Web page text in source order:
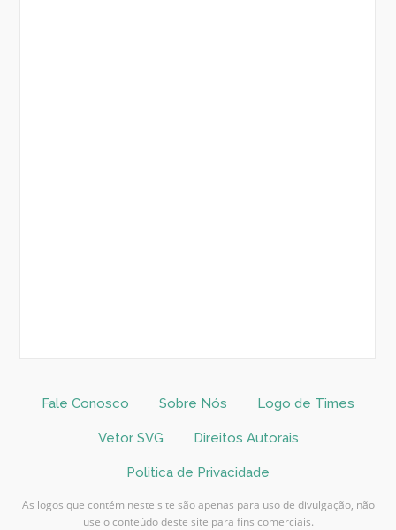
Fale Conosco Sobre Nós Logo de Times
Vetor SVG Direitos Autorais
Politica de Privacidade
As logos que contém neste site são apenas para uso de divulgação, não
use o conteúdo deste site para fins comerciais.